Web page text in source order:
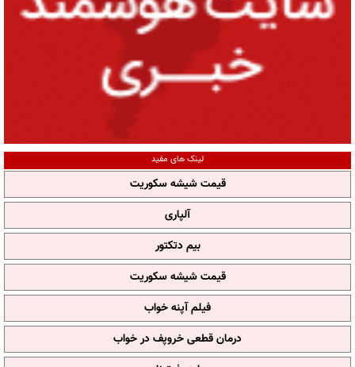
لینک های مفید
قیمت شیشه سکوریت
آلپاری
بیم دتکتور
قیمت شیشه سکوریت
فیلم آپنه خواب
درمان قطعی خروپف در خواب